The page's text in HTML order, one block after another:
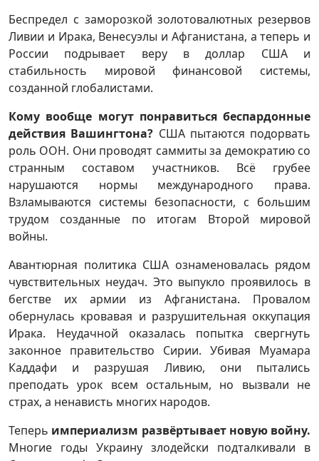
Беспредел с заморозкой золотовалютных резервов
Ливии и Ирака, Венесуэлы и Афганистана, а теперь и
России подрывает веру в доллар США и
стабильность мировой финансовой системы,
созданной глобалистами.
Кому вообще могут понравиться беспардонные
действия Вашингтона? США пытаются подорвать
роль ООН. Они проводят саммиты за демократию со
странным составом участников. Всё грубее
нарушаются нормы международного права.
Взламываются системы безопасности, с большим
трудом созданные по итогам Второй мировой
войны.
Авантюрная политика США ознаменовалась рядом
чувствительных неудач. Это выпукло проявилось в
бегстве их армии из Афганистана. Провалом
обернулась кровавая и разрушительная оккупация
Ирака. Неудачной оказалась попытка свергнуть
законное правительство Сирии. Убивая Муамара
Каддафи и разрушая Ливию, они пытались
преподать урок всем остальным, но вызвали не
страх, а ненависть многих народов.
Теперь империализм развёртывает новую войну.
Многие годы Украину злодейски подталкивали в